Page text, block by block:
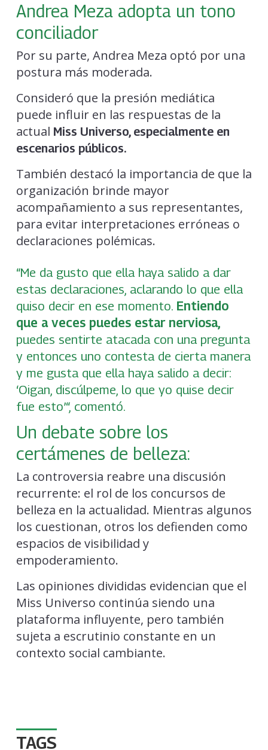
Andrea Meza adopta un tono
conciliador
Por su parte, Andrea Meza optó por una
postura más moderada.
Consideró que la presión mediática
puede influir en las respuestas de la
actual Miss Universo, especialmente en
escenarios públicos.
También destacó la importancia de que la
organización brinde mayor
acompañamiento a sus representantes,
para evitar interpretaciones erróneas o
declaraciones polémicas.
“Me da gusto que ella haya salido a dar
estas declaraciones, aclarando lo que ella
quiso decir en ese momento. Entiendo
que a veces puedes estar nerviosa,
puedes sentirte atacada con una pregunta
y entonces uno contesta de cierta manera
y me gusta que ella haya salido a decir:
‘Oigan, discúlpeme, lo que yo quise decir
fue esto’“, comentó.
Un debate sobre los
certámenes de belleza:
La controversia reabre una discusión
recurrente: el rol de los concursos de
belleza en la actualidad. Mientras algunos
los cuestionan, otros los defienden como
espacios de visibilidad y
empoderamiento.
Las opiniones divididas evidencian que el
Miss Universo continúa siendo una
plataforma influyente, pero también
sujeta a escrutinio constante en un
contexto social cambiante.
TAGS